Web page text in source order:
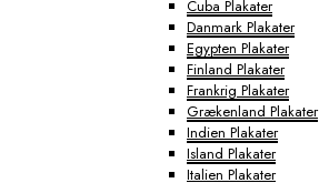
Cuba Plakater
Danmark Plakater
Egypten Plakater
Finland Plakater
Frankrig Plakater
Grækenland Plakater
Indien Plakater
Island Plakater
Italien Plakater